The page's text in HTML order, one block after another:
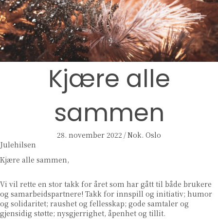
Kjære alle
sammen
28. november 2022 /Nok. Oslo
Julehilsen
Kjære alle sammen,
Vi vil rette en stor takk for året som har gått til både brukere
og samarbeidspartnere! Takk for innspill og initiativ; humor
og solidaritet; raushet og fellesskap; gode samtaler og
gjensidig støtte; nysgjerrighet, åpenhet og tillit.